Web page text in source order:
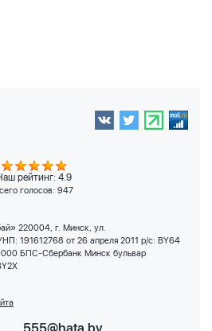
рейтинг: 4.9
голосов: 947
220004, г. Минск, ул.
191612768 от 26 апреля 2011 р/с: BY64
БПС-Сбербанк Минск бульвар